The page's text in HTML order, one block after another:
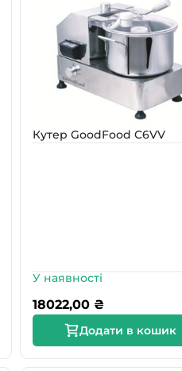
Кутер GoodFood C6VV
У наявності
18022,00 ₴
Додати в кошик